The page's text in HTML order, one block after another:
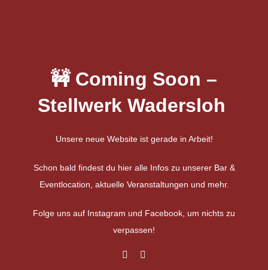
🚧 Coming Soon –
Stellwerk Wadersloh
Unsere neue Website ist gerade in Arbeit!
Schon bald findest du hier alle Infos zu unserer Bar &
Eventlocation, aktuelle Veranstaltungen und mehr.
Folge uns auf Instagram und Facebook, um nichts zu
verpassen!